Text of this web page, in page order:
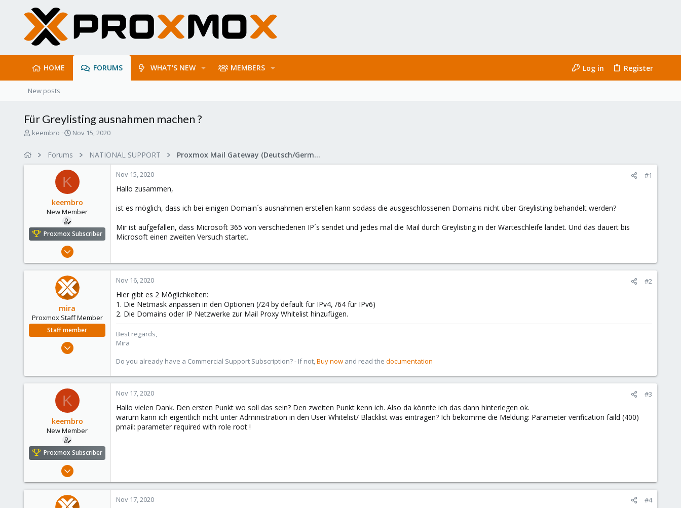
HOME FORUMS WHAT'S NEW MEMBERS Log in Register
New posts
Für Greylisting ausnahmen machen ?
T
e
r
keembro
S
r
t
t
e
Nov 15, 2020
Forums NATIONAL SUPPORT Proxmox Mail Gateway (Deutsch/German)
K
keembro
New Member
Proxmox Subscriber
May 14, 2020
0
Nov 15, 2020 #1
Hallo zusammen,
ist es möglich, dass ich bei einigen Domain´s ausnahmen erstellen kann sodass die ausgeschlossenen Domains nicht über Greylisting behandelt werden?
Mir ist aufgefallen, dass Microsoft 365 von verschiedenen IP´s sendet und jedes mal die Mail durch Greylisting in der Warteschleife landet. Und das dauert bis
Microsoft einen zweiten Versuch startet.
mira
Proxmox Staff Member
Staff member
Aug 1, 2018
153
Nov 16, 2020 #2
Hier gibt es 2 Möglichkeiten:
1. Die Netmask anpassen in den Optionen (/24 by default für IPv4, /64 für IPv6)
2. Die Domains oder IP Netzwerke zur Mail Proxy Whitelist hinzufügen.
Best regards,
Mira
Do you already have a Commercial Support Subscription? - If not,Buy now and read the documentation
K
keembro
New Member
Proxmox Subscriber
May 14, 2020
0
Nov 17, 2020 #3
Hallo vielen Dank. Den ersten Punkt wo soll das sein? Den zweiten Punkt kenn ich. Also da könnte ich das dann hinterlegen ok.
warum kann ich eigentlich nicht unter Administration in den User Whitelist/ Blacklist was eintragen? Ich bekomme die Meldung: Parameter verification faild (400)
pmail: parameter required with role root !
Nov 17, 2020 #4